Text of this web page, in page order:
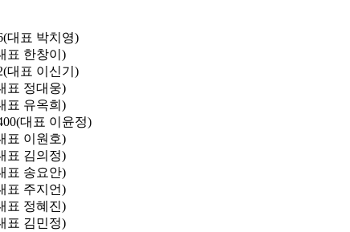
대표 박치영)
표 한창이)
대표 이신기)
표 정대웅)
표 유옥희)
대표 이윤정)
표 이원호)
표 김의정)
표 송요안)
표 주지언)
표 정혜진)
표 김민정)